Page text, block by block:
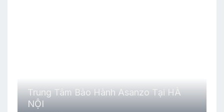
Trung Tâm Bảo Hành Asanzo Tại HÀ
NỘI